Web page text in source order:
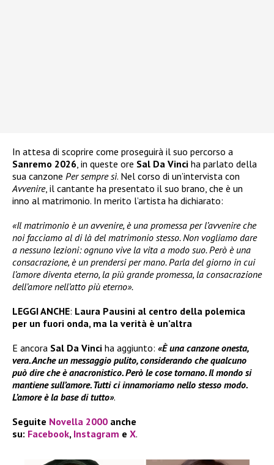
In attesa di scoprire come proseguirà il suo percorso a
Sanremo 2026, in queste ore Sal Da Vinci ha parlato della
sua canzone Per sempre sì. Nel corso di un’intervista con
Avvenire, il cantante ha presentato il suo brano, che è un
inno al matrimonio. In merito l’artista ha dichiarato:
«Il matrimonio è un avvenire, è una promessa per l’avvenire che
noi facciamo al di là del matrimonio stesso. Non vogliamo dare
a nessuno lezioni: ognuno vive la vita a modo suo. Però è una
consacrazione, è un prendersi per mano. Parla del giorno in cui
l’amore diventa eterno, la più grande promessa, la consacrazione
dell’amore nell’atto più eterno».
LEGGI ANCHE: Laura Pausini al centro della polemica
per un fuori onda, ma la verità è un’altra
E ancora Sal Da Vinci ha aggiunto: «È una canzone onesta,
vera. Anche un messaggio pulito, considerando che qualcuno
può dire che è anacronistico. Però le cose tornano. Il mondo si
mantiene sull’amore. Tutti ci innamoriamo nello stesso modo.
L’amore è la base di tutto».
Seguite Novella 2000 anche
su: Facebook, Instagram e X.